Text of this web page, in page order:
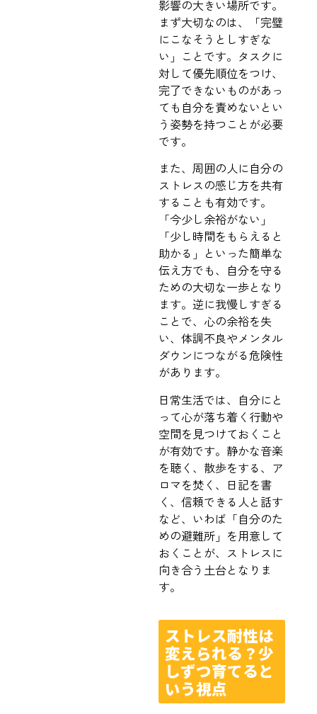
影響の大きい場所です。
まず大切なのは、「完璧
にこなそうとしすぎな
い」ことです。タスクに
対して優先順位をつけ、
完了できないものがあっ
ても自分を責めないとい
う姿勢を持つことが必要
です。
また、周囲の人に自分の
ストレスの感じ方を共有
することも有効です。
「今少し余裕がない」
「少し時間をもらえると
助かる」といった簡単な
伝え方でも、自分を守る
ための大切な一歩となり
ます。逆に我慢しすぎる
ことで、心の余裕を失
い、体調不良やメンタル
ダウンにつながる危険性
があります。
日常生活では、自分にと
って心が落ち着く行動や
空間を見つけておくこと
が有効です。静かな音楽
を聴く、散歩をする、ア
ロマを焚く、日記を書
く、信頼できる人と話す
など、いわば「自分のた
めの避難所」を用意して
おくことが、ストレスに
向き合う土台となりま
す。
ストレス耐性は
変えられる？少
しずつ育てると
いう視点